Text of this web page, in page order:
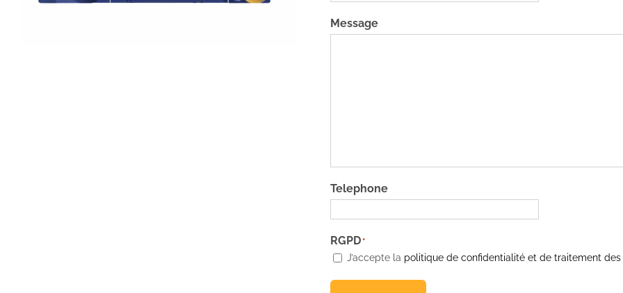
Message
Telephone
RGPD*
J’accepte la politique de confidentialité et de traitement des